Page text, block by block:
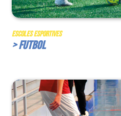
Escoles Esportives
> Futbol